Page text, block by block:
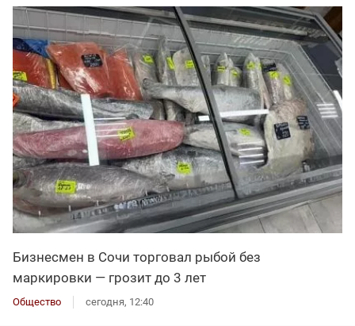
Бизнесмен в Сочи торговал рыбой без
маркировки — грозит до 3 лет
Общество сегодня, 12:40